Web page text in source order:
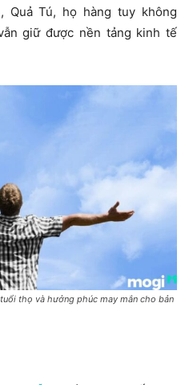
Quả Tú, họ hàng tuy không
giữ được nền tảng kinh tế
thọ và hưởng phúc may mắn cho bản